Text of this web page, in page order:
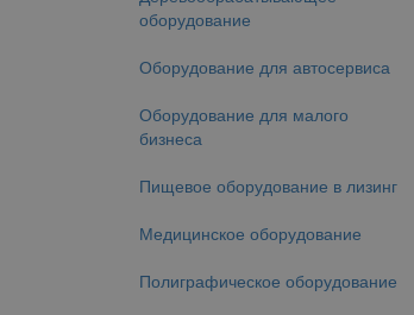
оборудование
Оборудование для автосервиса
Оборудование для малого
бизнеса
Пищевое оборудование в лизинг
Медицинское оборудование
Полиграфическое оборудование